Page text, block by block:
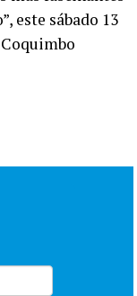
este sábado 13